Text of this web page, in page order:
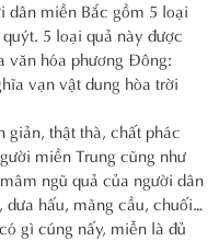
dân miền Bắc gồm 5 loại
5 loại quả này được
văn hóa phương Đông:
vạn vật dung hòa trời
giản, thật thà, chất phác
miền Trung cũng như
ngũ quả của người dân
dưa hấu, mãng cầu, chuối…
gì cúng nấy, miễn là đủ